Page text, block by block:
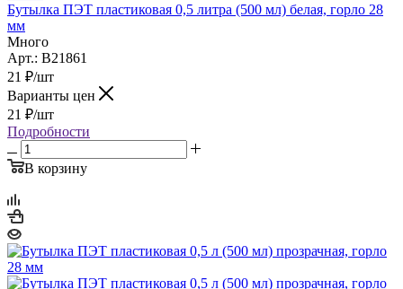
Бутылка ПЭТ пластиковая 0,5 литра (500 мл) белая, горло 28
мм
Много
Арт.: B21861
21 ₽/шт
Варианты цен
21 ₽/шт
Подробности
В корзину